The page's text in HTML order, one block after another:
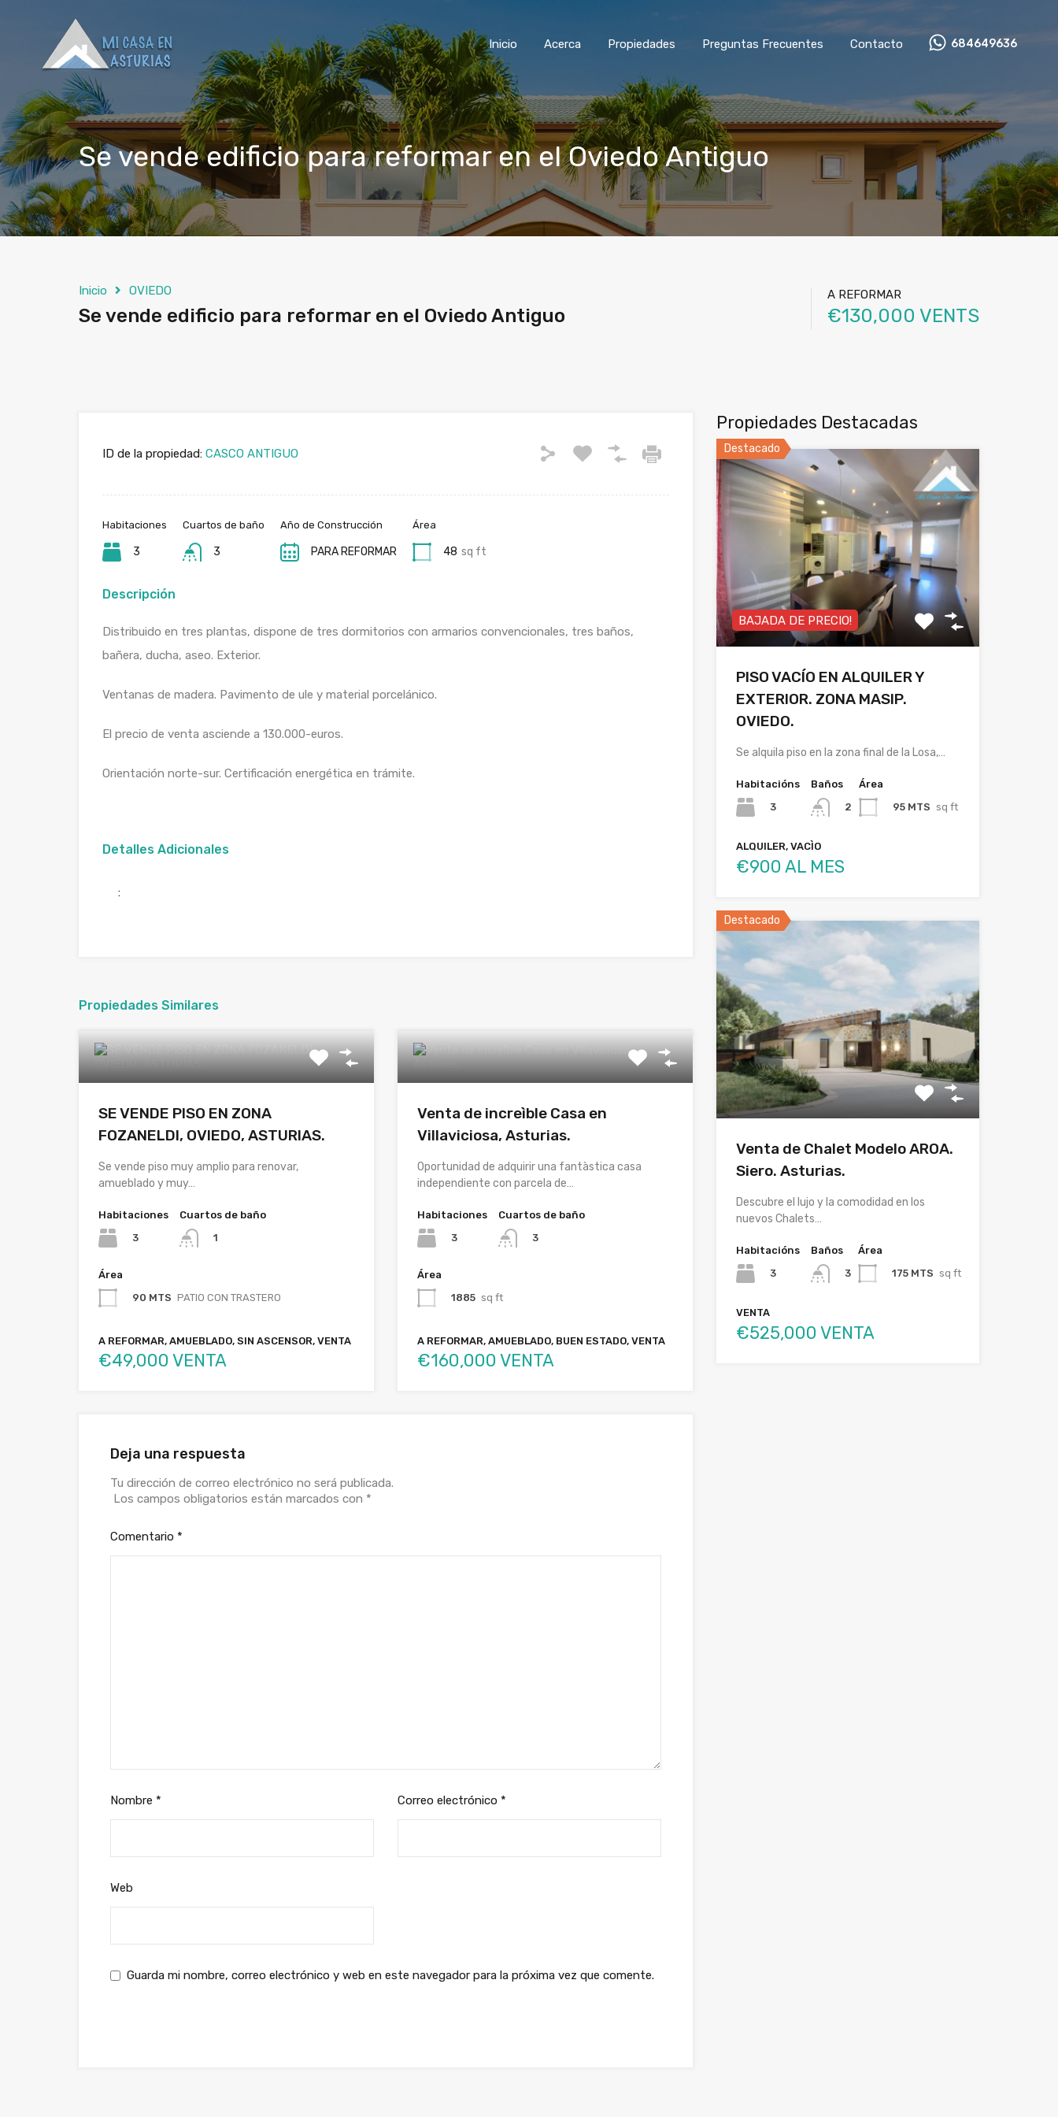
Inicio Acerca Propiedades Preguntas Frecuentes Contacto 684649636
Se vende edificio para reformar en el Oviedo Antiguo
Inicio OVIEDO
Se vende edificio para reformar en el Oviedo Antiguo
A REFORMAR
€130,000 VENTS
ID de la propiedad: CASCO ANTIGUO
Habitaciones
3
Cuartos de baño
3
Año de Construcción
PARA REFORMAR
Área
48 sq ft
Descripción
Distribuido en tres plantas, dispone de tres dormitorios con armarios convencionales, tres baños,
bañera, ducha, aseo. Exterior.
Ventanas de madera. Pavimento de ule y material porcelánico.
El precio de venta asciende a 130.000-euros.
Orientación norte-sur. Certificación energética en trámite.
Detalles Adicionales
:
Propiedades Similares
SE VENDE PISO EN ZONA
FOZANELDI, OVIEDO, ASTURIAS.
Se vende piso muy amplio para renovar,
amueblado y muy…
Habitaciones
3
Cuartos de baño
1
Área
90 MTS PATIO CON TRASTERO
A REFORMAR, AMUEBLADO, SIN ASCENSOR, VENTA
€49,000 VENTA
Venta de increìble Casa en
Villaviciosa, Asturias.
Oportunidad de adquirir una fantàstica casa
independiente con parcela de…
Habitaciones
3
Cuartos de baño
3
Área
1885 sq ft
A REFORMAR, AMUEBLADO, BUEN ESTADO, VENTA
€160,000 VENTA
Deja una respuesta
Tu dirección de correo electrónico no será publicada.
Los campos obligatorios están marcados con *
Comentario *
Nombre * Correo electrónico *
Web
Guarda mi nombre, correo electrónico y web en este navegador para la próxima vez que comente.
Propiedades Destacadas
Destacado
BAJADA DE PRECIO!
PISO VACÍO EN ALQUILER Y
EXTERIOR. ZONA MASIP.
OVIEDO.
Se alquila piso en la zona final de la Losa,…
Habitacións
3
Baños
2
Área
95 MTS sq ft
ALQUILER, VACÌO
€900 AL MES
Destacado
Venta de Chalet Modelo AROA.
Siero. Asturias.
Descubre el lujo y la comodidad en los
nuevos Chalets…
Habitacións
3
Baños
3
Área
175 MTS sq ft
VENTA
€525,000 VENTA